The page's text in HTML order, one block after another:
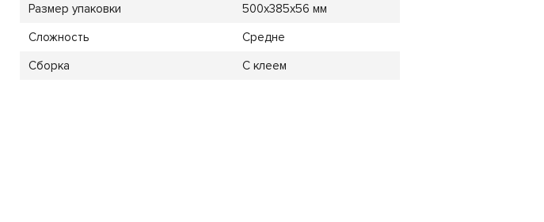
Размер упаковки
500x385x56 мм
Сложность
Средне
Сборка
С клеем